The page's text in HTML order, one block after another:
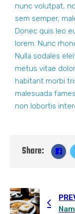
nunc volutpat,
sem semper,
Donec quis leo
lorem. Nunc
Nulla sodales
metus vitae
habitant morbi
malesuada
non lobortis
Share: